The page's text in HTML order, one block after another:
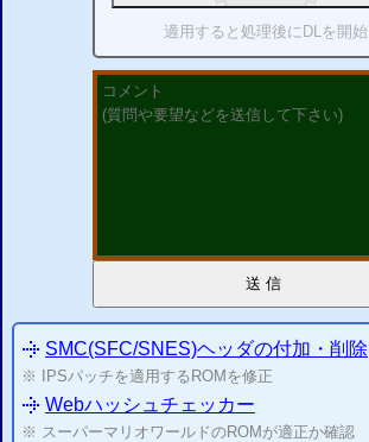
適用すると処理後に DLを開始
送信
SMC(SFC/SNES)ヘッダの付加・ 削除
※ IPSパッチを適用するROMを修正
Webハッシュチェッカー
※ スーパーマリオワールドのROMが適正か確認